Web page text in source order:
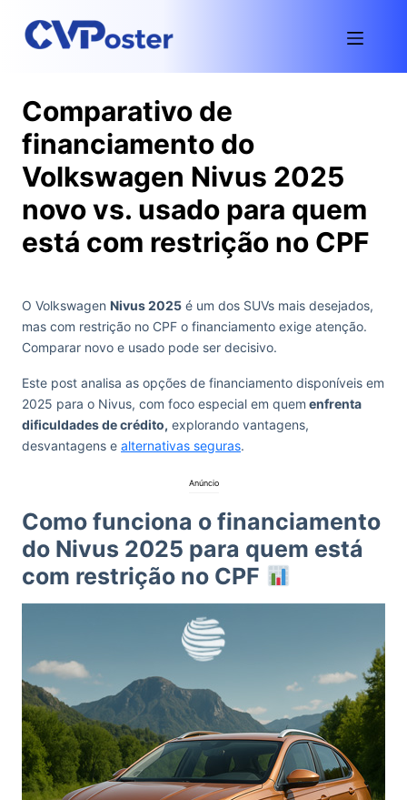
Comparativo de
financiamento do
Volkswagen Nivus 2025
novo vs. usado para quem
está com restrição no CPF
O Volkswagen Nivus 2025 é um dos SUVs mais desejados,
mas com restrição no CPF o financiamento exige atenção.
Comparar novo e usado pode ser decisivo.
Este post analisa as opções de financiamento disponíveis em
2025 para o Nivus, com foco especial em quem enfrenta
dificuldades de crédito, explorando vantagens,
desvantagens e alternativas seguras.
Anúncio
Como funciona o financiamento
do Nivus 2025 para quem está
com restrição no CPF